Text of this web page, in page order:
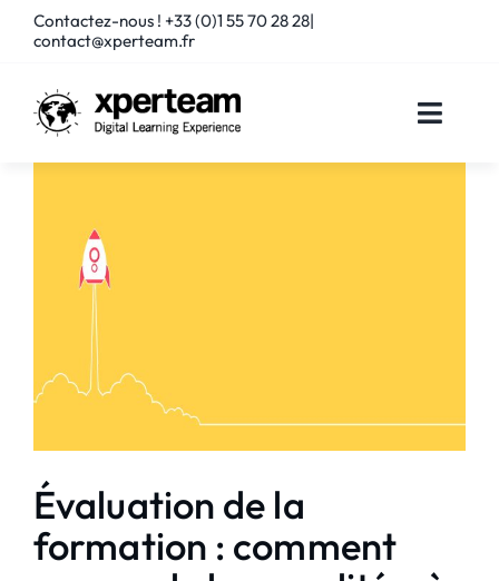
PasserContactez-nous ! +33 (0)1 55 70 28 28|
contact@xperteam.fr
Toggle
SERVICES
PARTENAIRES
CLIENTS
Évaluation de la
formation : comment